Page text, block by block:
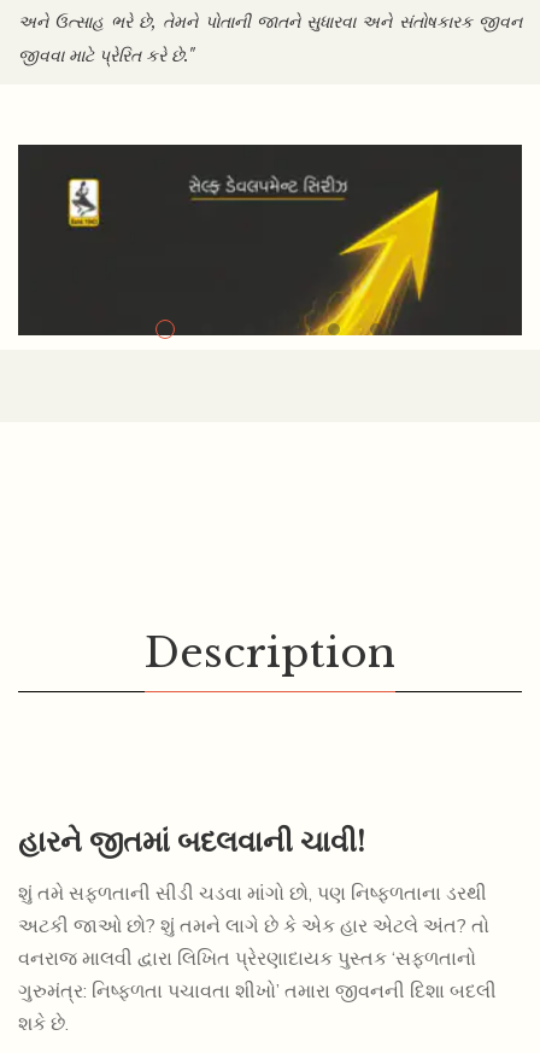
અને ઉત્સાહ ભરે છે, તેમને પોતાની જાતને સુધારવા અને સંતોષકારક જીવન
જીવવા માટે પ્રેરિત કરે છે."
TAMARI KARYAKUSHALTANO GUNAKAR KARTA
200.00 180.00
Description
હારને જીતમાં બદલવાની ચાવી!
શું તમે સફળતાની સીડી ચડવા માંગો છો, પણ નિષ્ફળતાના ડરથી
અટકી જાઓ છો? શું તમને લાગે છે કે એક હાર એટલે અંત? તો
વનરાજ માલવી દ્વારા લિખિત પ્રેરણાદાયક પુસ્તક ‘સફળતાનો
ગુરુમંત્ર: નિષ્ફળતા પચાવતા શીખો’ તમારા જીવનની દિશા બદલી
શકે છે.